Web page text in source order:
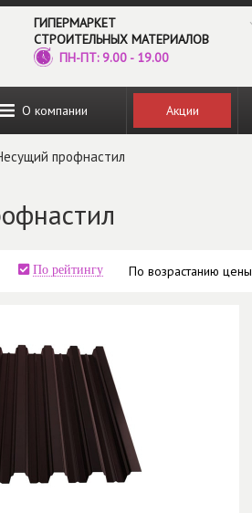
ГИПЕРМАРКЕТ
СТРОИТЕЛЬНЫХ МАТЕРИАЛОВ
ПН-ПТ: 9.00 - 19.00
О компании Акции
профнастил
По рейтингу По возрастанию цены